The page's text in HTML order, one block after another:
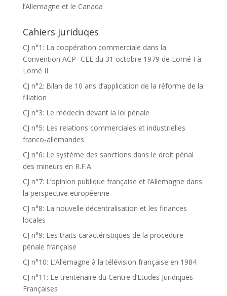
l’Allemagne et le Canada
Cahiers juriduqes
CJ n°1: La coopération commerciale dans la
Convention ACP- CEE du 31 octobre 1979 de Lomé I à
Lomé II
CJ n°2: Bilan de 10 ans d’application de la réforme de la
filiation
CJ n°3: Le médecin devant la loi pénale
CJ n°5: Les relations commerciales et industrielles
franco-allemandes
CJ n°6: Le système des sanctions dans le droit pénal
des mineurs en R.F.A.
CJ n°7: L’opinion publique française et l’Allemagne dans
la perspective européenne
CJ n°8: La nouvelle décentralisation et les finances
locales
CJ n°9: Les traits caractéristiques de la procedure
pénale française
CJ n°10: L’Allemagne à la télévision française en 1984
CJ n°11: Le trentenaire du Centre d’Etudes Juridiques
Françaises